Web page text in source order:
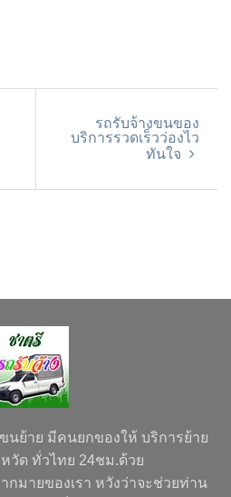
รถรับจ้างขนของ
บริการรวดเร็วว่องไว
ทันใจ
นย้าย มีคนยกของให้ บริการย้าย
วัด ทั่วไทย 24ชม.ด้วย
มายของเรา หวังว่าจะช่วยท่าน